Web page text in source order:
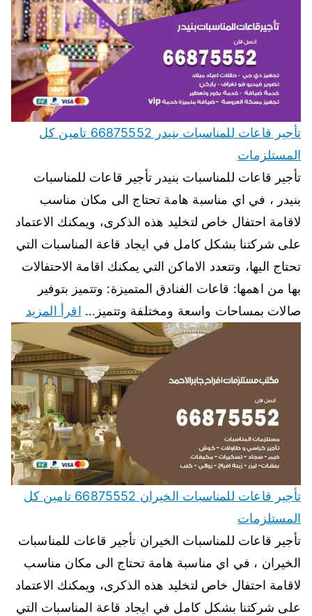
تأجير قاعات للمناسبات بنيدر 66875552 تامين كل
المستلزمات
تأجير قاعات للمناسبات بنيدر تأجير قاعات للمناسبات
بنيدر ، في اي مناسبة هامة تحتاج الى مكان مناسب
لاقامة احتفال خاص لتخليد هذه الذكرى، ويمكنك الاعتماد
على شركتنا بشكل كامل في ايجاد قاعة المناسبات التي
تحتاج اليها، وتتعدد الاماكن التي يمكنك اقامة الاحتفالات
بها من اهمها: قاعات الفنادق المتميزة: وتتميز بتوفير
صالات بمساحات واسعة ومختلفة وتتميز… اقرأ المزيد
تأجير قاعات للمناسبات الخيران 66875552 تامين كل
المستلزمات
تأجير قاعات للمناسبات الخيران تأجير قاعات للمناسبات
الخيران ، في اي مناسبة هامة تحتاج الى مكان مناسب
لاقامة احتفال خاص لتخليد هذه الذكرى، ويمكنك الاعتماد
على شركتنا بشكل كامل في ايجاد قاعة المناسبات التي